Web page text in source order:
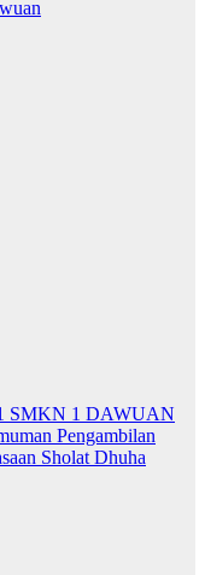
SMKN 1 DAWUAN
Pengambilan
Sholat Dhuha